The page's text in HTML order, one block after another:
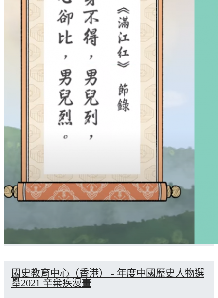
國史教育中心（香港） - 年度中國歷史人物選
舉2021 辛棄疾漫畫